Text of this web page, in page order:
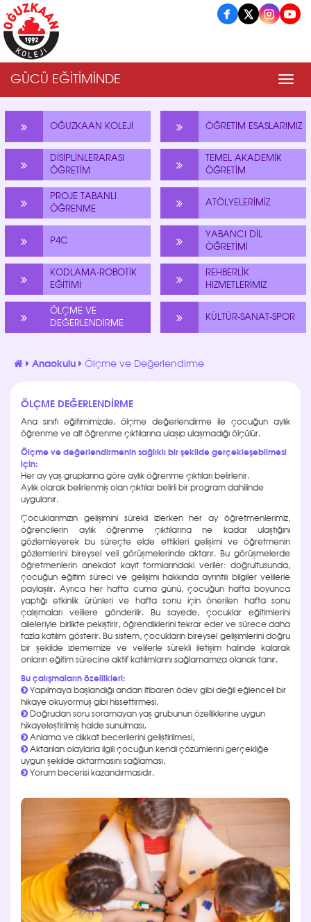
GÜCÜ EĞİTİMİNDE
Anaokulu Ölçme ve Değerlendirme
ÖLÇME DEĞERLENDİRME
Ana sınıfı eğitimimizde, ölçme değerlendirme ile çocuğun aylık
öğrenme ve alt öğrenme çıktılarına ulaşıp ulaşmadığı ölçülür.
Ölçme ve değerlendirmenin sağlıklı bir şekilde gerçekleşebilmesi
için:
Her ay yaş gruplarına göre aylık öğrenme çıktıları belirlenir.
Aylık olarak belirlenmiş olan çıktılar belirli bir program dahilinde
uygulanır.
Çocuklarımızın gelişimini sürekli izlerken her ay öğretmenlerimiz,
öğrencilerin aylık öğrenme çıktılarına ne kadar ulaştığını
gözlemleyerek bu süreçte elde ettikleri gelişimi ve öğretmenin
gözlemlerini bireysel veli görüşmelerinde aktarır. Bu görüşmelerde
öğretmenlerin anekdot kayıt formlarındaki veriler: doğrultusunda,
çocuğun eğitim süreci ve gelişimi hakkında ayrıntılı bilgiler velilerle
paylaşılır. Ayrıca her hafta cuma günü, çocuğun hafta boyunca
yaptığı etkinlik ürünleri ve hafta sonu için önerilen hafta sonu
çalışmaları velilere gönderilir. Bu sayede, çocuklar eğitimlerini
aileleriyle birlikte pekiştirir, öğrendiklerini tekrar eder ve sürece daha
fazla katılım gösterir. Bu sistem, çocukların bireysel gelişimlerini doğru
bir şekilde izlememize ve velilerle sürekli iletişim halinde kalarak
onların eğitim sürecine aktif katılımlarını sağlamamıza olanak tanır.
Bu çalışmaların özellikleri:
Yapılmaya başlandığı andan itibaren ödev gibi değil eğlenceli bir
hikaye okuyormuş gibi hissettirmesi,
Doğrudan soru soramayan yaş grubunun özelliklerine uygun
hikayeleştirilmiş halde sunulması,
Anlama ve dikkat becerilerini geliştirilmesi,
Aktarılan olaylarla ilgili çocuğun kendi çözümlerini gerçekliğe
uygun şekilde aktarmasını sağlaması,
Yorum becerisi kazandırmasıdır.
OĞUZKAAN KOLEJİ ÖĞRETİM ESASLARIMIZ
DİSİPLİNLERARASI
ÖĞRETİM
TEMEL AKADEMİK
ÖĞRETİM
PROJE TABANLI
ÖĞRENME
ATÖLYELERİMİZ
P4C
YABANCI DİL
ÖĞRETİMİ
KODLAMA-ROBOTİK
EĞİTİMİ
REHBERLİK
HİZMETLERİMİZ
ÖLÇME VE
DEĞERLENDİRME
KÜLTÜR-SANAT-SPOR